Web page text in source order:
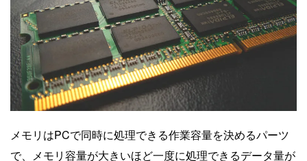
メモリはPCで同時に処理できる作業容量を決めるパーツ
で、メモリ容量が大きいほど一度に処理できるデータ量が